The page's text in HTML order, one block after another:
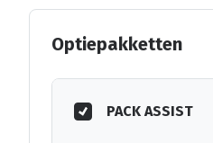
Optiepakketten
PACK ASSIST